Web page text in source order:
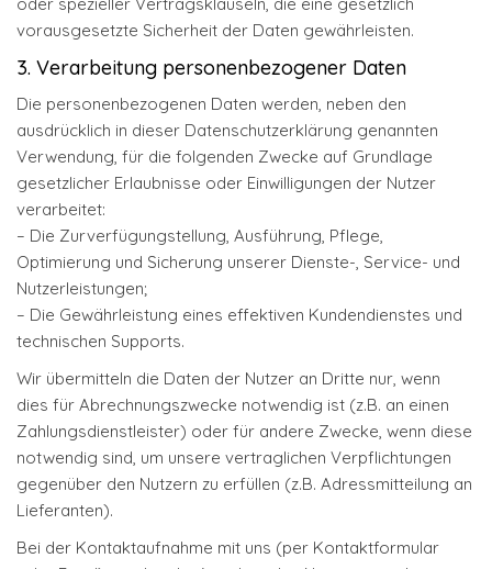
vorausgesetzte Sicherheit der Daten gewährleisten.
3. Verarbeitung personenbezogener Daten
Die personenbezogenen Daten werden, neben den
ausdrücklich in dieser Datenschutzerklärung genannten
Verwendung, für die folgenden Zwecke auf Grundlage
gesetzlicher Erlaubnisse oder Einwilligungen der Nutzer
verarbeitet:
– Die Zurverfügungstellung, Ausführung, Pflege,
Optimierung und Sicherung unserer Dienste-, Service- und
Nutzerleistungen;
– Die Gewährleistung eines effektiven Kundendienstes und
technischen Supports.
Wir übermitteln die Daten der Nutzer an Dritte nur, wenn
dies für Abrechnungszwecke notwendig ist (z.B. an einen
Zahlungsdienstleister) oder für andere Zwecke, wenn diese
notwendig sind, um unsere vertraglichen Verpflichtungen
gegenüber den Nutzern zu erfüllen (z.B. Adressmitteilung an
Lieferanten).
Bei der Kontaktaufnahme mit uns (per Kontaktformular